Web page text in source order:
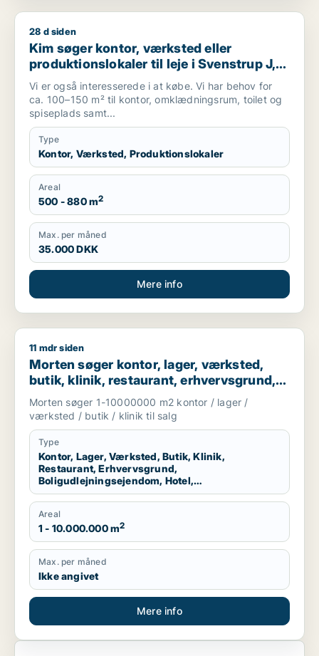
Kim søger kontor, værksted eller produktionslokaler til leje i
28 d siden
Kim søger kontor, værksted eller
produktionslokaler til leje i Svenstrup J,
Nibe eller Gistrup m.fl.
Vi er også interesserede i at købe. Vi har behov for
ca. 100–150 m² til kontor, omklædningsrum, toilet og
spiseplads samt...
Type
Kontor, Værksted, Produktionslokaler
Areal
500 - 880 m2
Max. per måned
35.000 DKK
Mere info
Morten søger kontor, lager, værksted, butik, klinik,
11 mdr siden
Morten søger kontor, lager, værksted,
butik, klinik, restaurant, erhvervsgrund,
boligudlejningsejendom, hotel eller
produktionslokaler til salg i Region
Nordjylland
Morten søger 1-10000000 m2 kontor / lager /
værksted / butik / klinik til salg
Type
Kontor, Lager, Værksted, Butik, Klinik,
Restaurant, Erhvervsgrund,
Boligudlejningsejendom, Hotel,
Produktionslokaler
Areal
1 - 10.000.000 m2
Max. per måned
Ikke angivet
Mere info